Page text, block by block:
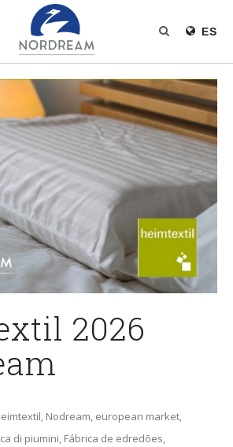
ES
2026
, Nodream, european market,
di piumini, Fábrica de edredões,